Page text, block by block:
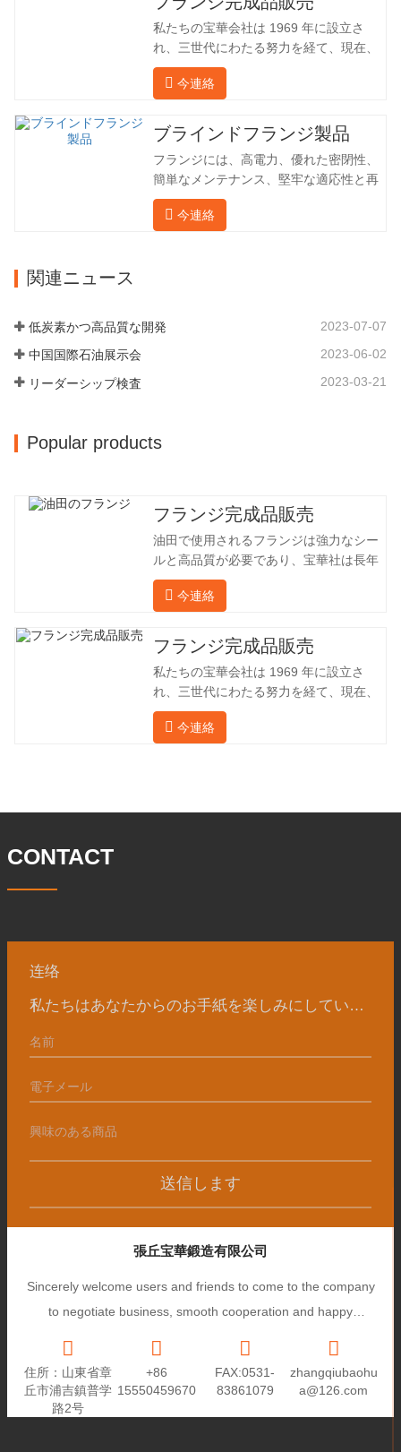
手数料を回避して、強力な製品品質と低
価格を確保したいと考えています。以下
の表はこの製品の情報です。以下に当社
の簡単な紹介をさせていただきます。 材
に設立され、三世代にわたる努力を経
て、現在、敷地面積は 50,…
私たちの宝華会社は 1969 年に設立さ
れ、三世代にわたる努力を経て、現在、
敷地面積は 50,000 平方メートル、建築
面積は 25,000 平方メートルです。従業
は 46 名です。鍛造品の年間生産量は3万
トン。主に自動車、油圧機械、風力発
電、石油機械部品、建設機械、鉱業、冶
金、造船機械などの産業で関連アクセサ
リーを生産しています。販売される製品
は国内外向けです。同社は独自の技術研
ーは、同じ業界で 15…
今連絡
ブラインドフランジ製品
フランジには、高電力、優れた密閉性、
簡単なメンテナンス、堅牢な適応性と再
利用性という恩恵があり、パイプライン
システムにとって不可欠かつ不可欠な要
50,000平方メートル、建物周囲の面積は
25,000平方メートルです。従業員数は
260 名、エンジニアリング技術者は 46
今連絡
関連ニュース
低炭素かつ高品質な開発 2023-07-07
中国国際石油展示会 2023-06-02
リーダーシップ検査 2023-03-21
Popular products
フランジ完成品販売
油田で使用されるフランジは強力なシー
ルと高品質が必要であり、宝華社は長年
油田でフランジを加工し、間接的に外国
（ドイツ、ロシア）に輸出してきまし
社は海外の顧客と直接輸出入し、第三者
手数料を回避して、強力な製品品質と低
価格を確保したいと考えています。以下
の表はこの製品の情報です。以下に当社
の簡単な紹介をさせていただきます。 材
料 4130-75K 硬度 207-237 内径 57.76 外
今連絡
フランジ完成品販売
私たちの宝華会社は 1969 年に設立さ
れ、三世代にわたる努力を経て、現在、
敷地面積は 50,000 平方メートル、建築
面積は 25,000 平方メートルです。従業
電、石油機械部品、建設機械、鉱業、冶
今連絡
CONTACT
连络
私たちはあなたからのお手紙を楽しみにしています
送信します
張丘宝華鍛造有限公司
Sincerely welcome users and friends to come to the company
to negotiate business, smooth cooperation and happy
住所：山東省章
丘市浦吉鎮普学
路2号
+86
15550459670
FAX:0531-
83861079
zhangqiubaohu
a@126.com